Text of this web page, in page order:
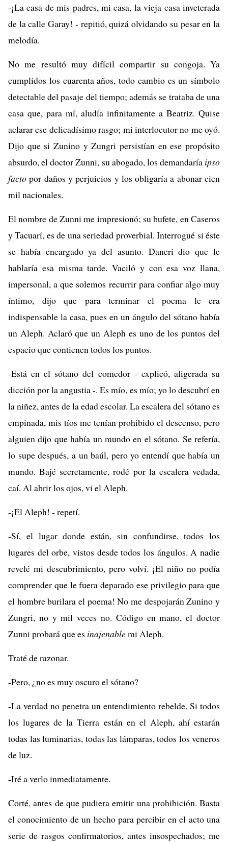
-¡La casa de mis padres, mi casa, la vieja casa inveterada
de la calle Garay! - repitió, quizá olvidando su pesar en la
melodía.
No me resultó muy difícil compartir su congoja. Ya
cumplidos los cuarenta años, todo cambio es un símbolo
detectable del pasaje del tiempo; además se trataba de una
casa que, para mí, aludía infinitamente a Beatriz. Quise
aclarar ese delicadísimo rasgo; mi interlocutor no me oyó.
Dijo que si Zunino y Zungri persistían en ese propósito
absurdo, el doctor Zunni, su abogado, los demandaría ipso
facto por daños y perjuicios y los obligaría a abonar cien
mil nacionales.
El nombre de Zunni me impresionó; su bufete, en Caseros
y Tacuarí, es de una seriedad proverbial. Interrogué si éste
se había encargado ya del asunto. Daneri dio que le
hablaría esa misma tarde. Vaciló y con esa voz llana,
impersonal, a que solemos recurrir para confiar algo muy
íntimo, dijo que para terminar el poema le era
indispensable la casa, pues en un ángulo del sótano había
un Aleph. Aclaró que un Aleph es uno de los puntos del
espacio que contienen todos los puntos.
-Está en el sótano del comedor - explicó, aligerada su
dicción por la angustia -. Es mío, es mío; yo lo descubrí en
la niñez, antes de la edad escolar. La escalera del sótano es
empinada, mis tíos me tenían prohibido el descenso, pero
alguien dijo que había un mundo en el sótano. Se refería,
lo supe después, a un baúl, pero yo entendí que había un
mundo. Bajé secretamente, rodé por la escalera vedada,
caí. Al abrir los ojos, vi el Aleph.
-¡El Aleph! - repetí.
-Sí, el lugar donde están, sin confundirse, todos los
lugares del orbe, vistos desde todos los ángulos. A nadie
revelé mi descubrimiento, pero volví. ¡El niño no podía
comprender que le fuera deparado ese privilegio para que
el hombre burilara el poema! No me despojarán Zunino y
Zungri, no y mil veces no. Código en mano, el doctor
Zunni probará que es inajenablemi Aleph.
Traté de razonar.
-Pero, ¿no es muy oscuro el sótano?
-La verdad no penetra un entendimiento rebelde. Si todos
los lugares de la Tierra están en el Aleph, ahí estarán
todas las luminarias, todas las lámparas, todos los veneros
de luz.
-Iré a verlo inmediatamente.
Corté, antes de que pudiera emitir una prohibición. Basta
el conocimiento de un hecho para percibir en el acto una
serie de rasgos confirmatorios, antes insospechados; me